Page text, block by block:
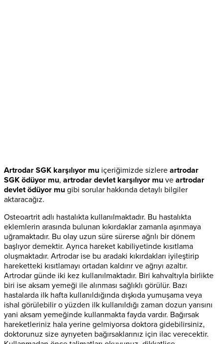
Artrodar SGK karşılıyor mu içeriğimizde sizlere artrodar
SGK ödüyor mu, artrodar devlet karşılıyor mu ve artrodar
devlet ödüyor mu gibi sorular hakkında detaylı bilgiler
aktaracağız.
Osteoartrit adlı hastalıkta kullanılmaktadır. Bu hastalıkta
eklemlerin arasında bulunan kıkırdaklar zamanla aşınmaya
uğramaktadır. Bu olay uzun süre sürerse ağrılı bir dönem
başlıyor demektir. Ayrıca hareket kabiliyetinde kısıtlama
oluşmaktadır. Artrodar ise bu aradaki kıkırdakları iyileştirip
hareketteki kısıtlamayı ortadan kaldırır ve ağrıyı azaltır.
Artrodar günde iki kez kullanılmaktadır. Biri kahvaltıyla birlikte
biri ise aksam yemeği ile alınması sağlıklı görülür. Bazı
hastalarda ilk hafta kullanıldığında dışkıda yumuşama veya
ishal görülebilir o yüzden ilk kullanıldığı zaman dozun yarısını
yani aksam yemeğinde kullanmakta fayda vardır. Bağırsak
hareketleriniz hala yerine gelmiyorsa doktora gidebilirsiniz,
doktorunuz size ayrıyeten bağırsaklarınız için ilac verecektir.